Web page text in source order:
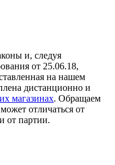
и, следуя
от 25.06.18,
на нашем
дистанционно и
магазинах. Обращаем
отличаться от
от партии.